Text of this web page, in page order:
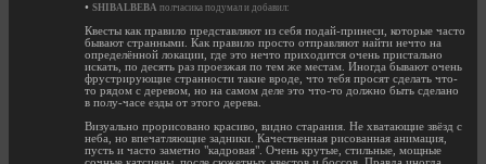
• SHIBALBEBA полчасика подумал и добавил:
Квесты как правило представляют из себя подай-принеси, которые часто
бывают странными. Как правило просто отправляют найти нечто на
определённой локации, где это нечто приходится очень пристально
искать, по десять раз проезжая по тем же местам. Иногда бывают очень
фрустрирующие странности такие вроде, что тебя просят сделать что-
то рядом с деревом, но на самом деле это что-то должно быть сделано
в полу-часе езды от этого дерева.
Визуально прорисовано красиво, видно старания. Не хватающие звёзд с
неба, но впечатляющие задники. Качественная рисованная анимация,
пусть и часто заметно "кадровая". Очень крутые, стильные, мощные